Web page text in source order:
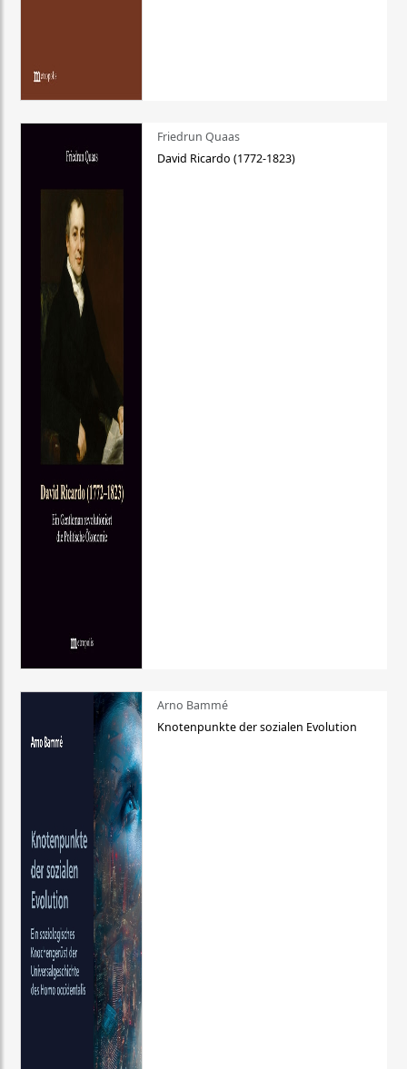
Friedrun Quaas
David Ricardo (1772-1823)
Arno Bammé
Knotenpunkte der sozialen Evolution